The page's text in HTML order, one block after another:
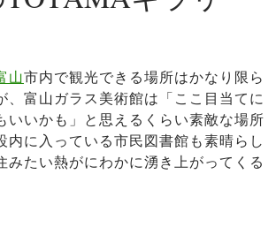
山市内で観光できる場所はかなり限ら
、富山ガラス美術館は「ここ目当てに
いいかも」と思えるくらい素敵な場所
内に入っている市民図書館も素晴らし
みたい熱がにわかに湧き上がってくる
ラス美術館と隈研吾氏設計のTOYAMAキ